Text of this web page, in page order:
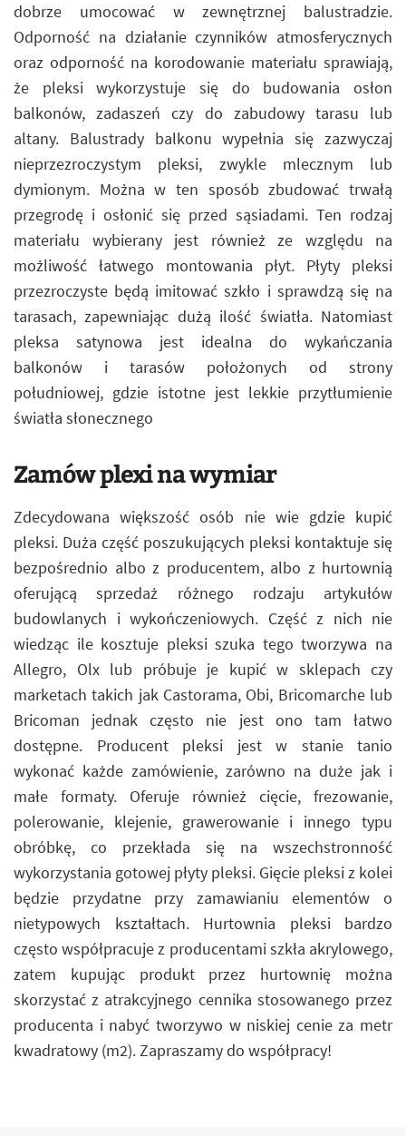
dobrze umocować w zewnętrznej balustradzie.
Odporność na działanie czynników atmosferycznych
oraz odporność na korodowanie materiału sprawiają,
że pleksi wykorzystuje się do budowania osłon
balkonów, zadaszeń czy do zabudowy tarasu lub
altany. Balustrady balkonu wypełnia się zazwyczaj
nieprzezroczystym pleksi, zwykle mlecznym lub
dymionym. Można w ten sposób zbudować trwałą
przegrodę i osłonić się przed sąsiadami. Ten rodzaj
materiału wybierany jest również ze względu na
możliwość łatwego montowania płyt. Płyty pleksi
przezroczyste będą imitować szkło i sprawdzą się na
tarasach, zapewniając dużą ilość światła. Natomiast
pleksa satynowa jest idealna do wykańczania
balkonów i tarasów położonych od strony
południowej, gdzie istotne jest lekkie przytłumienie
światła słonecznego
Zamów plexi na wymiar
Zdecydowana większość osób nie wie gdzie kupić
pleksi. Duża część poszukujących pleksi kontaktuje się
bezpośrednio albo z producentem, albo z hurtownią
oferującą sprzedaż różnego rodzaju artykułów
budowlanych i wykończeniowych. Część z nich nie
wiedząc ile kosztuje pleksi szuka tego tworzywa na
Allegro, Olx lub próbuje je kupić w sklepach czy
marketach takich jak Castorama, Obi, Bricomarche lub
Bricoman jednak często nie jest ono tam łatwo
dostępne. Producent pleksi jest w stanie tanio
wykonać każde zamówienie, zarówno na duże jak i
małe formaty. Oferuje również cięcie, frezowanie,
polerowanie, klejenie, grawerowanie i innego typu
obróbkę, co przekłada się na wszechstronność
wykorzystania gotowej płyty pleksi. Gięcie pleksi z kolei
będzie przydatne przy zamawianiu elementów o
nietypowych kształtach. Hurtownia pleksi bardzo
często współpracuje z producentami szkła akrylowego,
zatem kupując produkt przez hurtownię można
skorzystać z atrakcyjnego cennika stosowanego przez
producenta i nabyć tworzywo w niskiej cenie za metr
kwadratowy (m2). Zapraszamy do współpracy!